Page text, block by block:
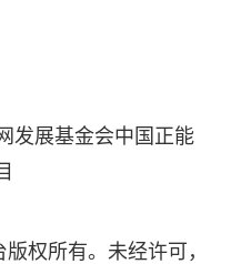
发展基金会中国正能
权所有。未经许可，